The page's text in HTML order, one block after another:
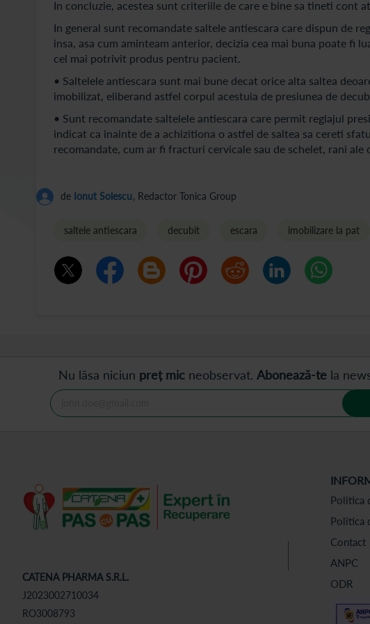
In concluzie, acestea sunt criteriile de care e bine sa tineti cont
In general sunt recomandate saltele antiescara care dispun de
insa, asa cum aminteam anterior, decizia cea mai buna poate fi
cel mai potrivit produs pentru pacient.
• Saltelele antiescara sunt mai bune decat orice alta saltea
imobilizat, eliberand astfel corpul acestuia de presiunea de
• Sunt recomandate saltelele antiescara care permit reglajul
indicat ca inainte de a achizitiona o astfel de saltea sa cereti
recomandate, cum ar fi fracturi cervicale sau de schelet, rani ale
de Ionut Solescu, Redactor Tonica Group
saltele antiescara decubit escara imobilizare la pat
Nu lăsa niciun preț mic neobservat. Abonează-te la
CATENA PHARMA S.R.L.
J2023002710034
RO3008793
Politica
Politica
Contact
ANPC
ODR